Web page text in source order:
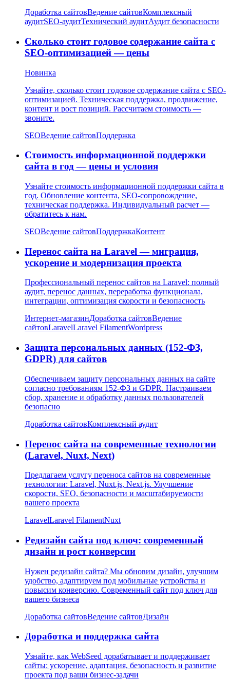
Доработка сайтовВедение сайтовКомплексный
аудитSEO-аудитТехнический аудитАудит безопасности
Сколько стоит годовое содержание сайта с
SEO-оптимизацией — цены
Новинка
Узнайте, сколько стоит годовое содержание сайта с SEO-
оптимизацией. Техническая поддержка, продвижение,
контент и рост позиций. Рассчитаем стоимость —
звоните.
SEOВедение сайтовПоддержка
Стоимость информационной поддержки
сайта в год — цены и условия
Узнайте стоимость информационной поддержки сайта в
год. Обновление контента, SEO-сопровождение,
техническая поддержка. Индивидуальный расчет —
обратитесь к нам.
SEOВедение сайтовПоддержкаКонтент
Перенос сайта на Laravel — миграция,
ускорение и модернизация проекта
Профессиональный перенос сайтов на Laravel: полный
аудит, перенос данных, переработка функционала,
интеграции, оптимизация скорости и безопасность
Интернет-магазинДоработка сайтовВедение
сайтовLaravelLaravel FilamentWordpress
Защита персональных данных (152-ФЗ,
GDPR) для сайтов
Обеспечиваем защиту персональных данных на сайте
согласно требованиям 152-ФЗ и GDPR. Настраиваем
сбор, хранение и обработку данных пользователей
безопасно
Доработка сайтовКомплексный аудит
Перенос сайта на современные технологии
(Laravel, Nuxt, Next)
Предлагаем услугу переноса сайтов на современные
технологии: Laravel, Nuxt.js, Next.js. Улучшение
скорости, SEO, безопасности и масштабируемости
вашего проекта
LaravelLaravel FilamentNuxt
Редизайн сайта под ключ: современный
дизайн и рост конверсии
Нужен редизайн сайта? Мы обновим дизайн, улучшим
удобство, адаптируем под мобильные устройства и
повысим конверсию. Современный сайт под ключ для
вашего бизнеса
Доработка сайтовВедение сайтовДизайн
Доработка и поддержка сайта
Узнайте, как WebSeed дорабатывает и поддерживает
сайты: ускорение, адаптация, безопасность и развитие
проекта под ваши бизнес-задачи